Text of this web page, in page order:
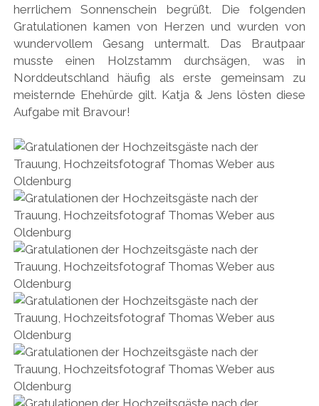
herrlichem Sonnenschein begrüßt. Die folgenden
Gratulationen kamen von Herzen und wurden von
wundervollem Gesang untermalt. Das Brautpaar
musste einen Holzstamm durchsägen, was in
Norddeutschland häufig als erste gemeinsam zu
meisternde Ehehürde gilt. Katja & Jens lösten diese
Aufgabe mit Bravour!